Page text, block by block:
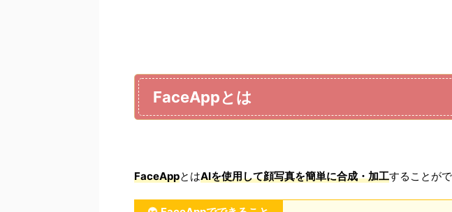
FaceAppとは
FaceAppとはAIを使用して顔写真を簡単に合成・加工することが